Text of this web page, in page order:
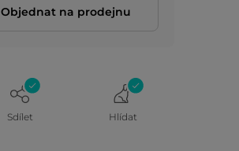
Objednat na prodejnu
Sdílet Hlídat